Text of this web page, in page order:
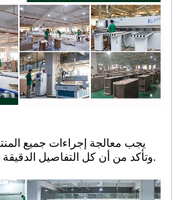
يجب معالجة إجراءات جميع
وتأكد من أن كل التفاصيل الدقيقة تلبي تمامًا متطلبات العميل.